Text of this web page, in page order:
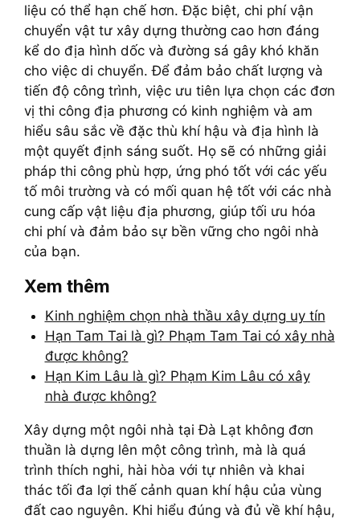
liệu có thể hạn chế hơn. Đặc biệt, chi phí vận
chuyển vật tư xây dựng thường cao hơn đáng
kể do địa hình dốc và đường sá gây khó khăn
cho việc di chuyển. Để đảm bảo chất lượng và
tiến độ công trình, việc ưu tiên lựa chọn các đơn
vị thi công địa phương có kinh nghiệm và am
hiểu sâu sắc về đặc thù khí hậu và địa hình là
một quyết định sáng suốt. Họ sẽ có những giải
pháp thi công phù hợp, ứng phó tốt với các yếu
tố môi trường và có mối quan hệ tốt với các nhà
cung cấp vật liệu địa phương, giúp tối ưu hóa
chi phí và đảm bảo sự bền vững cho ngôi nhà
của bạn.
Xem thêm
Kinh nghiệm chọn nhà thầu xây dựng uy tín
Hạn Tam Tai là gì? Phạm Tam Tai có xây nhà
được không?
Hạn Kim Lâu là gì? Phạm Kim Lâu có xây
nhà được không?
Xây dựng một ngôi nhà tại Đà Lạt không đơn
thuần là dựng lên một công trình, mà là quá
trình thích nghi, hài hòa với tự nhiên và khai
thác tối đa lợi thế cảnh quan khí hậu của vùng
đất cao nguyên. Khi hiểu đúng và đủ về khí hậu,